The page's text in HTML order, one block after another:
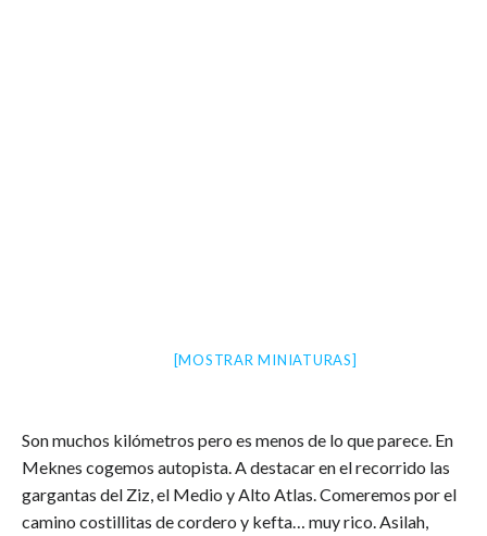
[MOSTRAR MINIATURAS]
Son muchos kilómetros pero es menos de lo que parece. En
Meknes cogemos autopista. A destacar en el recorrido las
gargantas del Ziz, el Medio y Alto Atlas. Comeremos por el
camino costillitas de cordero y kefta… muy rico. Asilah,